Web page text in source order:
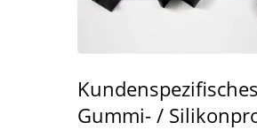
Kundenspezifisches
Gummi- /